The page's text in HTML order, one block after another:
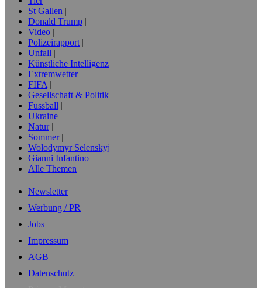
St Gallen
Donald Trump
Video
Polizeirapport
Unfall
Künstliche Intelligenz
Extremwetter
FIFA
Gesellschaft & Politik
Fussball
Ukraine
Natur
Sommer
Wolodymyr Selenskyj
Gianni Infantino
Alle Themen
Newsletter
Werbung / PR
Jobs
Impressum
AGB
Datenschutz